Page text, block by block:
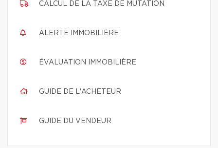
CALCUL DE LA TAXE DE MUTATION
ALERTE IMMOBILIÈRE
ÉVALUATION IMMOBILIÈRE
GUIDE DE L'ACHETEUR
GUIDE DU VENDEUR